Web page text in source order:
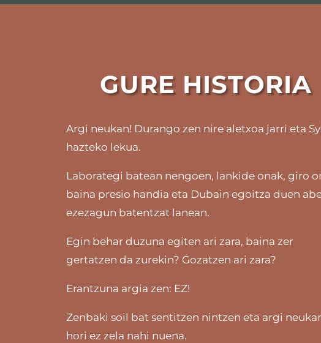
GURE HISTORIA
Argi neukan! Durango zen nire aletxoa jarri eta
hazteko lekua.
Laborategi batean nengoen, lankide onak, giro
baina presio handia eta Dubain egoitza duen
ezezagun batentzat lanean.
Egin behar duzuna egiten ari zara, baina zer
gertatzen da zurekin? Gozatzen ari zara?
Erantzuna argia zen: EZ!
Zenbaki soil bat sentitzen nintzen eta argi
hori ez zela nahi nuena.